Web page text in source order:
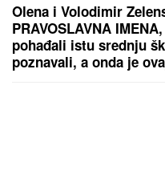
Olena i Volodimir
PRAVOSLAVNA
pohađali istu srednju
poznavali, a onda je